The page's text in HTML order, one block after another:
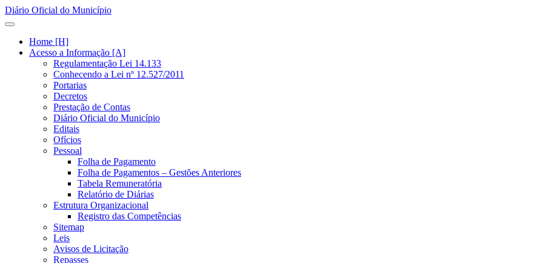
Diário Oficial do Município
Home [H]
Acesso a Informação [A]
Regulamentação Lei 14.133
Conhecendo a Lei nº 12.527/2011
Portarias
Decretos
Prestação de Contas
Diário Oficial do Município
Editais
Ofícios
Pessoal
Folha de Pagamento
Folha de Pagamentos – Gestões Anteriores
Tabela Remuneratória
Relatório de Diárias
Estrutura Organizacional
Registro das Competências
Sitemap
Leis
Avisos de Licitação
Repasses